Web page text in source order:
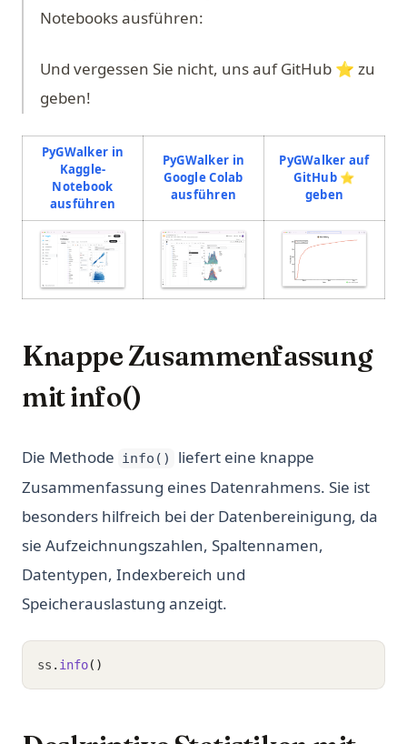
Notebooks ausführen:
Und vergessen Sie nicht, uns auf GitHub ⭐️ zu
geben!
PyGWalker in
Kaggle-
Notebook
ausführen (opens in a new tab)
PyGWalker in
Google Colab
ausführen (opens in a new tab)
PyGWalker auf
GitHub ⭐️
geben
(opens in a new tab)(opens in a new tab)(opens in
Knappe Zusammenfassung
mit info()
Die Methode info()
liefert eine knappe
Zusammenfassung eines Datenrahmens. Sie ist
besonders hilfreich bei der Datenbereinigung, da
sie Aufzeichnungszahlen, Spaltennamen,
Datentypen, Indexbereich und
Speicherauslastung anzeigt.
ss . info()